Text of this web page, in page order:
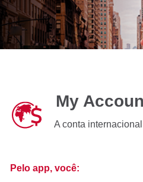
My
A conta
Pelo app, você: